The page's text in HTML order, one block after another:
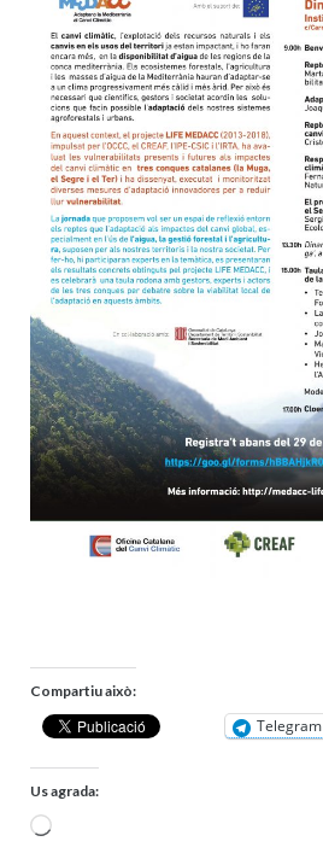
Compartiu això:
Telegram
Us agrada:
S'està